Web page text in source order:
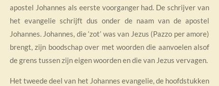
apostel Johannes als eerste voorganger had. De schrijver van
het evangelie schrijft dus onder de naam van de apostel
Johannes. Johannes, die ‘zot’ was van Jezus (Pazzo per amore)
brengt, zijn boodschap over met woorden die aanvoelen alsof
de grens tussen zijn eigen woorden en die van Jezus vervagen.
Het tweede deel van het Johannes evangelie, de hoofdstukken